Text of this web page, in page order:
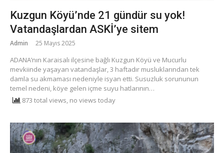
Kuzgun Köyü’nde 21 gündür su yok!
Vatandaşlardan ASKİ’ye sitem
Admin 25 Mayıs 2025
ADANA’nın Karaisalı ilçesine bağlı Kuzgun Köyü ve Mucurlu
mevkiinde yaşayan vatandaşlar, 3 haftadır musluklarından tek
damla su akmaması nedeniyle isyan etti. Susuzluk sorununun
temel nedeni, köye gelen içme suyu hatlarının…
873 total views, no views today